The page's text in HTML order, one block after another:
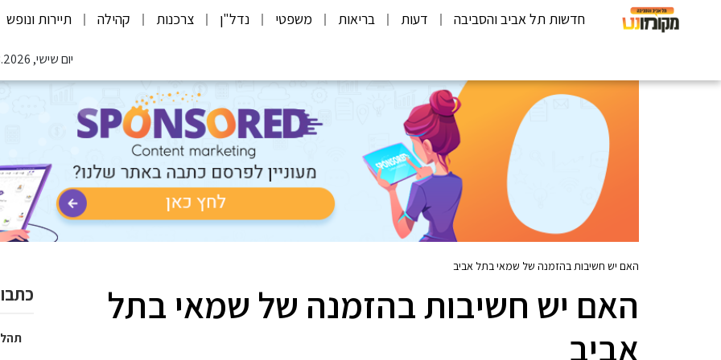
חדשות תל אביב והסביבה דעות בריאות משפטי נדל"ן צרכנות קהילה תיירות ונופש
יום שישי, 07.08.2026
האם יש חשיבות בהזמנה של שמאי בתל אביב
האם יש חשיבות בהזמנה של שמאי בתל
אביב